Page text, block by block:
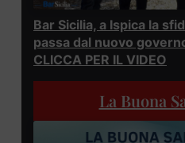
Bar Sicilia, a Ispica la
passa dal nuovo
CLICCA PER IL VIDEO
La Buona